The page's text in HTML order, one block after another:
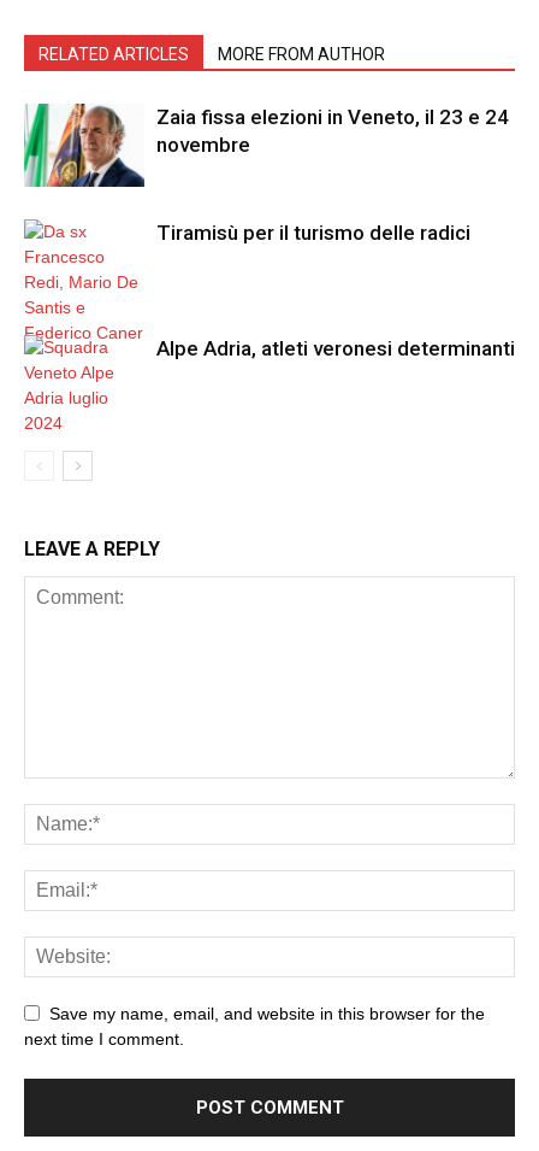
RELATED ARTICLES MORE FROM AUTHOR
Zaia fissa elezioni in Veneto, il 23 e 24
novembre
Tiramisù per il turismo delle radici
Alpe Adria, atleti veronesi determinanti
LEAVE A REPLY
Save my name, email, and website in this browser for the
next time I comment.